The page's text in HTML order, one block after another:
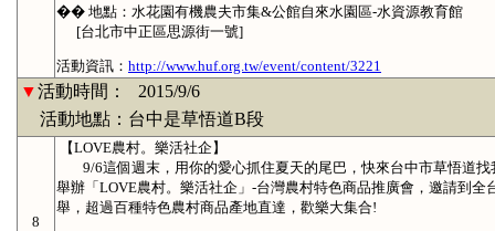
�� 地點：水花園有機農夫市集&公館自來水園區-水資源教育館
[台北市中正區思源街一號]
活動資訊： http://www.huf.org.tw/event/content/3221
▼活動時間：
2015/9/6
活動地點：台中是草悟道B段
8
【LOVE農村。樂活社企】
9/6這個週末，用你的愛心抓住夏天的尾巴，快來台中市草悟道找
舉辦「LOVE農村。樂活社企」-台灣農村特色商品推廣會，邀請到
舉，超過百種特色農村商品產地直達，歡樂大集合!